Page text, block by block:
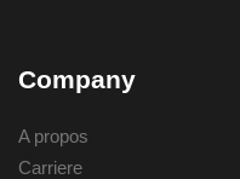
Company
A propos
Carriere